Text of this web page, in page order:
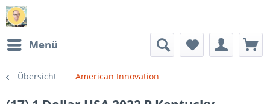
Menü
Übersicht American Innovation